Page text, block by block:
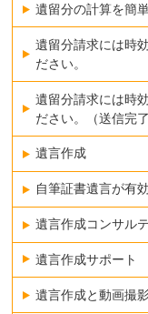
遺留分の計算を簡
遺留分請求には時
ださい。
遺留分請求には時
ださい。（送信完了
遺言作成
自筆証書遺言が有
遺言作成コンサル
遺言作成サポート
遺言作成と動画撮